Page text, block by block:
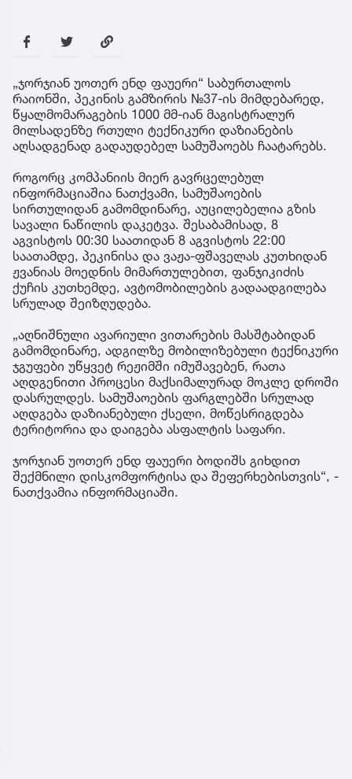
„ჯორჯიან უოთერ ენდ ფაუერი“ საბურთალოს
რაიონში, პეკინის გამზირის №37-ის მიმდებარედ,
წყალმომარაგების 1000 მმ-იან მაგისტრალურ
მილსადენზე რთული ტექნიკური დაზიანების
აღსადგენად გადაუდებელ სამუშაოებს ჩაატარებს.
როგორც კომპანიის მიერ გავრცელებულ
ინფორმაციაშია ნათქვამი, სამუშაოების
სირთულიდან გამომდინარე, აუცილებელია გზის
სავალი ნაწილის დაკეტვა. შესაბამისად, 8
აგვისტოს 00:30 საათიდან 8 აგვისტოს 22:00
საათამდე, პეკინისა და ვაჟა-ფშაველას კუთხიდან
ჟვანიას მოედნის მიმართულებით, ფანჯიკიძის
ქუჩის კუთხემდე, ავტომობილების გადაადგილება
სრულად შეიზღუდება.
„აღნიშნული ავარიული ვითარების მასშტაბიდან
გამომდინარე, ადგილზე მობილიზებული ტექნიკური
ჯგუფები უწყვეტ რეჟიმში იმუშავებენ, რათა
აღდგენითი პროცესი მაქსიმალურად მოკლე დროში
დასრულდეს. სამუშაოების ფარგლებში სრულად
აღდგება დაზიანებული ქსელი, მოწესრიგდება
ტერიტორია და დაიგება ასფალტის საფარი.
ჯორჯიან უოთერ ენდ ფაუერი ბოდიშს გიხდით
შექმნილი დისკომფორტისა და შეფერხებისთვის“, -
ნათქვამია ინფორმაციაში.